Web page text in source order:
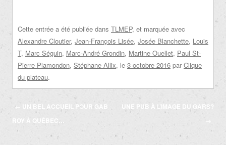
Cette entrée a été publiée dans TLMEP, et marquée avec
Alexandre Cloutier, Jean-François Lisée, Josée Blanchette, Louis
T, Marc Séguin, Marc-André Grondin, Martine Ouellet, Paul St-
Pierre Plamondon, Stéphane Allix, le 3 octobre 2016 par Clique
du plateau.
Navigation
articles
←
UN BEL ACCUEIL POUR GAB
ROY À QUÉBEC…
UNE PUB À L’IMAGE DU GARS?